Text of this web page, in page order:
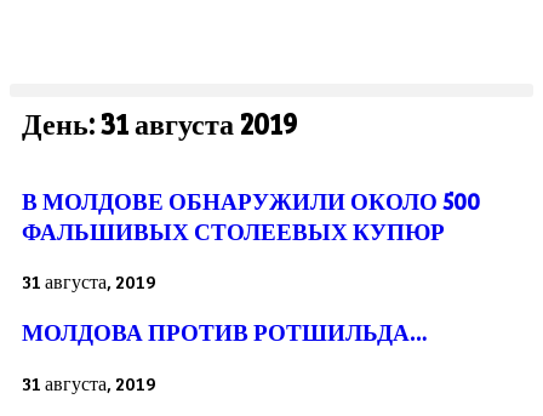
День: 31 августа 2019
В МОЛДОВЕ ОБНАРУЖИЛИ ОКОЛО 500
ФАЛЬШИВЫХ СТОЛЕЕВЫХ КУПЮР
31 августа, 2019
МОЛДОВА ПРОТИВ РОТШИЛЬДА…
31 августа, 2019